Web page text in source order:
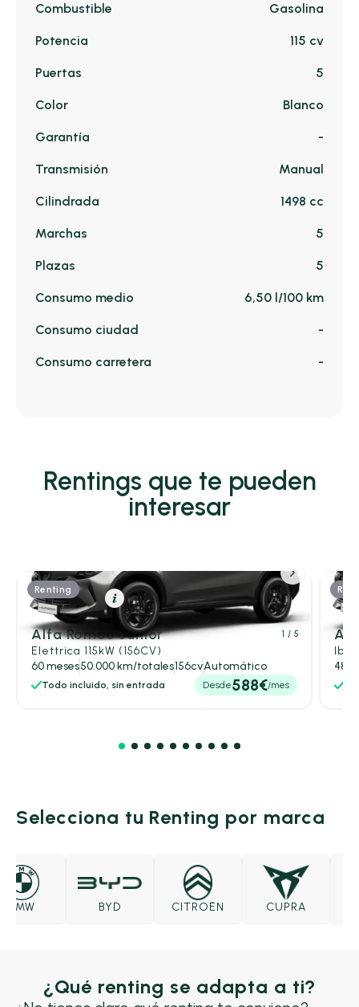
Combustible Gasolina
Potencia 115 cv
Puertas 5
Color Blanco
Garantía -
Transmisión Manual
Cilindrada 1498 cc
Marchas 5
Plazas 5
Consumo medio 6,50 l/100 km
Consumo ciudad -
Consumo carretera -
Rentings que te pueden
interesar
1 / 5
Renting
Eléctrico Resumen
Alfa Romeo Junior
Elettrica 115kW (156CV)
60 meses50.000 km/totales156cvAutomático
Todo incluido, sin entrada Desde588€/mes
48
Selecciona tu Renting por marca
BYD CITROËN CUPRA
¿Qué renting se adapta a ti?